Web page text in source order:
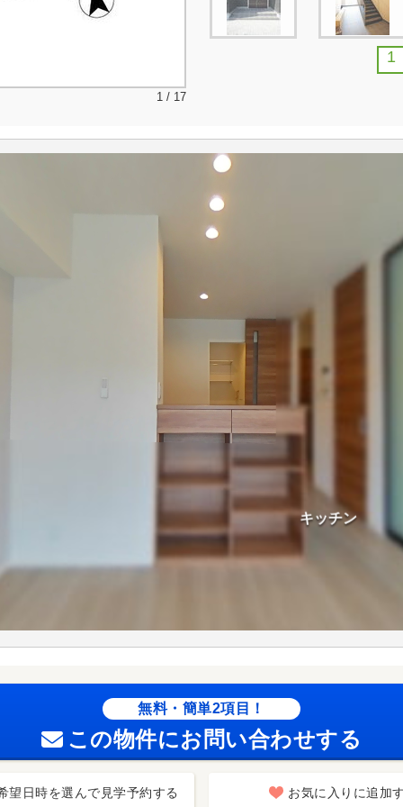
1 / 17
1
無料・簡単2項目！
この物件にお問い合わせする
望日時を選んで見学予約する お気に入りに追加